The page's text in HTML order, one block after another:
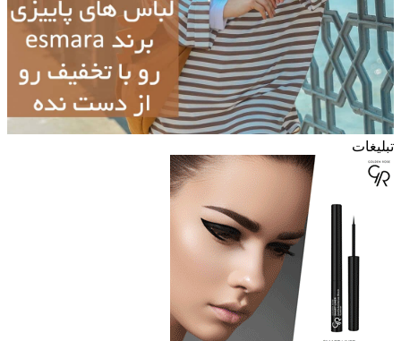
تبلیغات